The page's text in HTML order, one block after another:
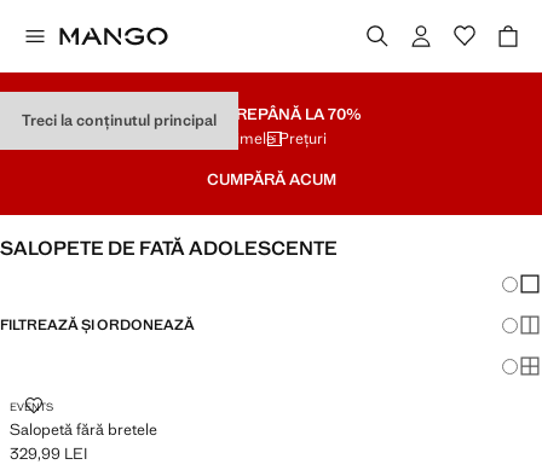
Treci la conținutul principalSOLDAREPÂNĂ LA 70%
Ultimele Prețuri
CUMPĂRĂ ACUM
SALOPETE DE FATĂ ADOLESCENTE
FILTREAZĂ ȘI ORDONEAZĂ
EVENTS
Salopetă fără bretele
SALOPETĂ FĂRĂ BRETELE
Preț actual [329,99 LEI ]
329,99 LEI